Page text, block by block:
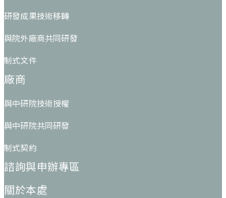
研發成果技術移轉
與院外廠商共同研發
制式文件
廠商
與中研院技術授權
與中研院共同研發
制式契約
諮詢與申辦專區
關於本處